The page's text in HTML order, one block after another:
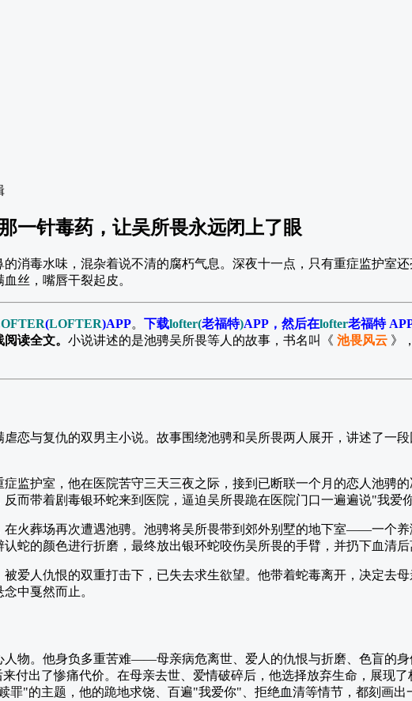
一针毒药，让吴所畏永远闭上了眼
的消毒水味，混杂着说不清的腐朽气息。深夜十一点，只有重症监护室
丝，嘴唇干裂起皮。
(LOFTER)APP。 下载lofter(老福特)APP，然后在lofter老福特
读全文。 小说讲述的是池骋吴所畏等人的故事，书名叫《 池畏风云 》
虐恋与复仇的双男主小说。故事围绕池骋和吴所畏两人展开，讲述了一
监护室，他在医院苦守三天三夜之际，接到已断联一个月的恋人池骋
而带着剧毒银环蛇来到医院，逼迫吴所畏跪在医院门口一遍遍说"我爱
在火葬场再次遭遇池骋。池骋将吴所畏带到郊外别墅的地下室——一个
蛇的颜色进行折磨，最终放出银环蛇咬伤吴所畏的手臂，并扔下血清后
爱人仇恨的双重打击下，已失去求生欲望。他带着蛇毒离开，决定去
中戛然而止。
人物。他身负多重苦难——母亲病危离世、爱人的仇恨与折磨、色盲的
付出了惨痛代价。在母亲去世、爱情破碎后，他选择放弃生命，展现了
罪"的主题，他的跪地求饶、百遍"我爱你"、拒绝血清等情节，都刻画出